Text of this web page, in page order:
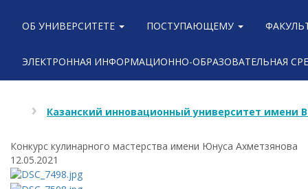
ОБ УНИВЕРСИТЕТЕ ПОСТУПАЮЩЕМУ
ЭЛЕКТРОННАЯ ИНФОРМАЦИОННО-ОБРАЗОВАТЕЛЬНАЯ
Казанский инновационный университет имени
Конкурс кулинарного мастерства имени Юнуса Ахметзянова
12.05.2021